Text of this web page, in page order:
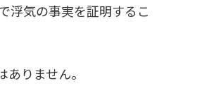
浮気の事実を証明するこ
りません。